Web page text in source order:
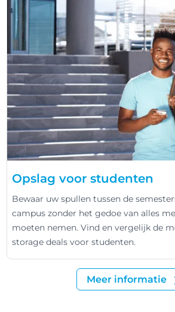
Opslag voor studenten
Bewaar uw spullen tussen de
campus zonder het gedoe van alles
moeten nemen. Vind en vergelijk de
storage deals voor studenten.
Meer informatie